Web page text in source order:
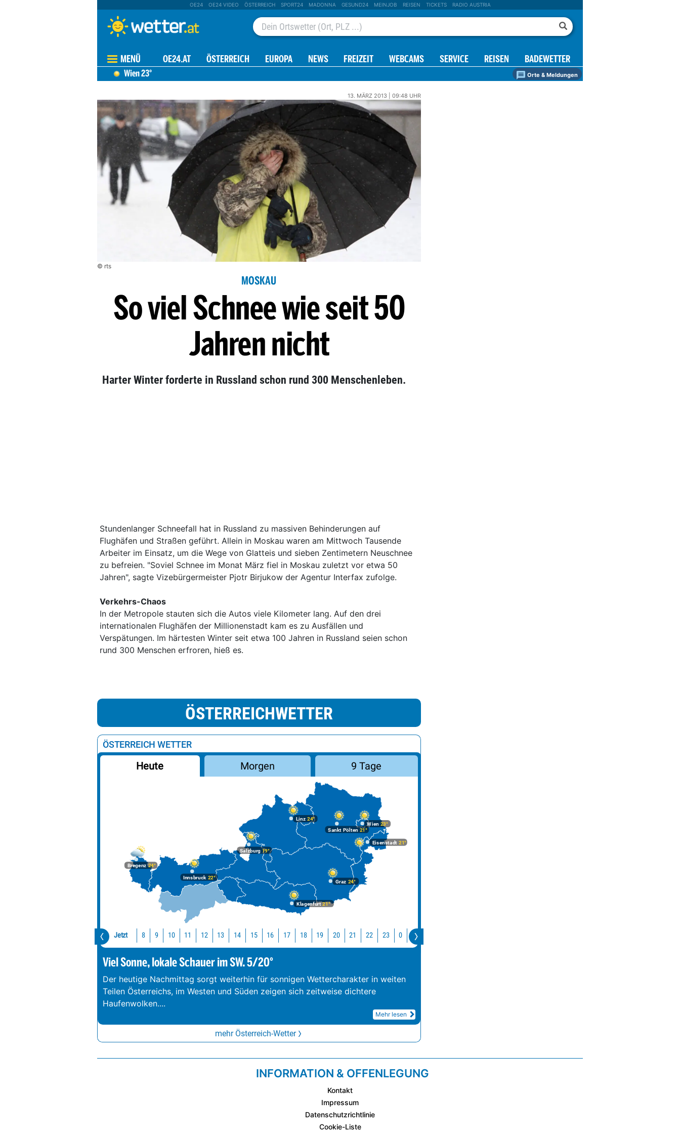
OE24 OE24 VIDEO ÖSTERREICH SPORT24 MADONNA GESUND24 MEINJOB REISEN TICKETS RADIO AUSTRIA
MENÜ OE24.AT ÖSTERREICH EUROPA NEWS FREIZEIT WEBCAMS SERVICE REISEN BADEWETTER
Wien23° Orte & Meldungen
13. MÄRZ 2013 | 09:48 UHR
© rts
MOSKAU
So viel Schnee wie seit 50
Jahren nicht
Harter Winter forderte in Russland schon rund 300 Menschenleben.
Stundenlanger Schneefall hat in Russland zu massiven Behinderungen auf
Flughäfen und Straßen geführt. Allein in Moskau waren am Mittwoch Tausende
Arbeiter im Einsatz, um die Wege von Glatteis und sieben Zentimetern Neuschnee
zu befreien. "Soviel Schnee im Monat März fiel in Moskau zuletzt vor etwa 50
Jahren", sagte Vizebürgermeister Pjotr Birjukow der Agentur Interfax zufolge.
Verkehrs-Chaos
In der Metropole stauten sich die Autos viele Kilometer lang. Auf den drei
internationalen Flughäfen der Millionenstadt kam es zu Ausfällen und
Verspätungen. Im härtesten Winter seit etwa 100 Jahren in Russland seien schon
rund 300 Menschen erfroren, hieß es.
ÖSTERREICHWETTER
ÖSTERREICH WETTER
Heute Morgen 9 Tage
Bregenz24°
Graz 24°
Innsbruck22°
Klagenfurt21°
Linz 24°
Salzburg19°
Wien 23°
Eisenstadt 21°
Sankt Pölten 21°
Jetzt 8 9 10 11 12 13 14 15 16 17 18 19 20 21 22 23 0 1
Viel Sonne, lokale Schauer im SW. 5/20°
Der heutige Nachmittag sorgt weiterhin für sonnigen Wettercharakter in weiten
Teilen Österreichs, im Westen und Süden zeigen sich zeitweise dichtere
Haufenwolken....
Mehr lesen
mehr Österreich-Wetter
INFORMATION & OFFENLEGUNG
Kontakt
Impressum
Datenschutzrichtlinie
Cookie-Liste